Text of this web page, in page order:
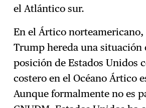
el Atlántico sur.
En el Ártico
Trump hereda una situación
posición de Estados Unidos
costero en el Océano Ártico
Aunque formalmente no es